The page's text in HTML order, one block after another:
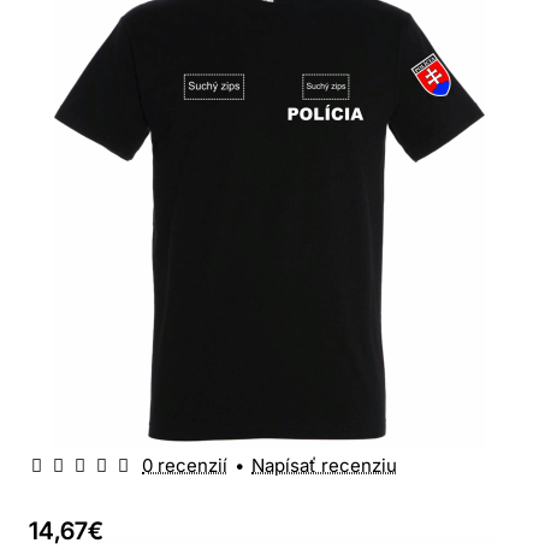
Nové produkty
0 recenzií • Napísať recenziu
14,67€